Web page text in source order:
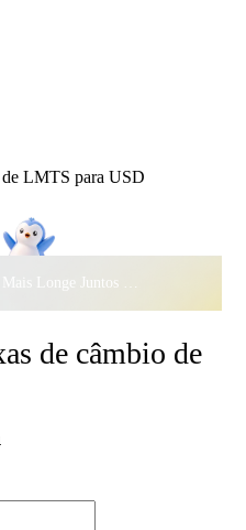
de LMTS para USD
Além do Gelo, Vamos Mais Longe Juntos ·$500.000
de câmbio de